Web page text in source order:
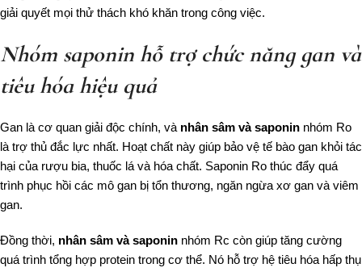
giải quyết mọi thử thách khó khăn trong công việc.
Nhóm saponin hỗ trợ chức năng gan và
tiêu hóa hiệu quả
Gan là cơ quan giải độc chính, và nhân sâm và saponin nhóm Ro
là trợ thủ đắc lực nhất. Hoạt chất này giúp bảo vệ tế bào gan khỏi tác
hại của rượu bia, thuốc lá và hóa chất. Saponin Ro thúc đẩy quá
trình phục hồi các mô gan bị tổn thương, ngăn ngừa xơ gan và viêm
gan.
Đồng thời, nhân sâm và saponin nhóm Rc còn giúp tăng cường
quá trình tổng hợp protein trong cơ thể. Nó hỗ trợ hệ tiêu hóa hấp thụ